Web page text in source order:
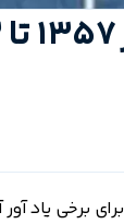
برخی یاد